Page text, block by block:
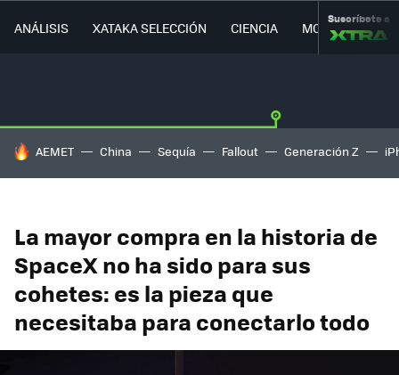
ANÁLISIS XATAKA SELECCIÓN CIENCIA MOVILIDAD
Suscríbete a
HOY SE HABLA DE
AEMET China Sequía Fallout Generación Z
La mayor compra en la historia de
SpaceX no ha sido para sus
cohetes: es la pieza que
necesitaba para conectarlo todo